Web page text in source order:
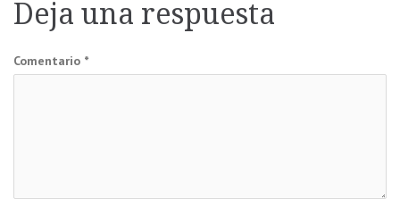
Deja una respuesta
Comentario *